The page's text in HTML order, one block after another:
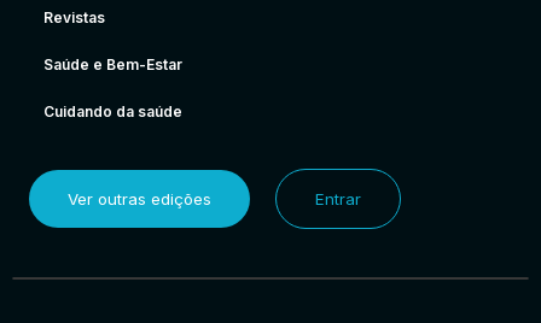
Revistas
Saúde e Bem-Estar
Cuidando da saúde
Ver outras edições Entrar